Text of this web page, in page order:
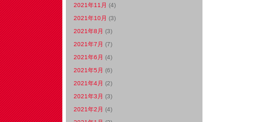
2021年11月 (4)
2021年10月 (3)
2021年8月 (3)
2021年7月 (7)
2021年6月 (4)
2021年5月 (6)
2021年4月 (2)
2021年3月 (3)
2021年2月 (4)